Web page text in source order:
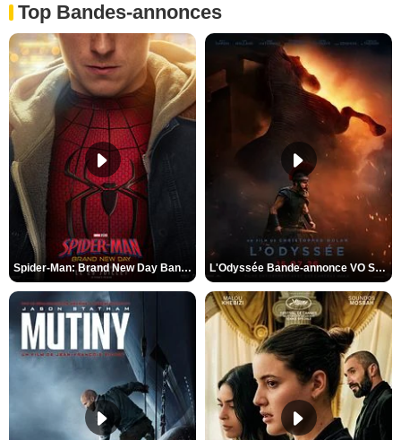
Top Bandes-annonces
Spider-Man: Brand New Day Bande-annonce VO STFR L'Odyssée Bande-annonce VO STFR